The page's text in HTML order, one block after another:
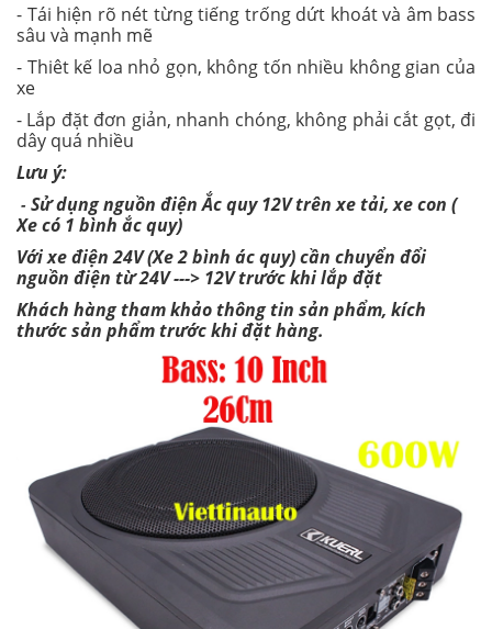
- Tái hiện rõ nét từng tiếng trống dứt khoát và âm bass
sâu và mạnh mẽ
- Thiêt kế loa nhỏ gọn, không tốn nhiều không gian của
xe
- Lắp đặt đơn giản, nhanh chóng, không phải cắt gọt, đi
dây quá nhiều
Lưu ý:
- Sử dụng nguồn điện Ắc quy 12V trên xe tải, xe con (
Xe có 1 bình ắc quy)
Với xe điện 24V (Xe 2 bình ác quy) cần chuyển đổi
nguồn điện từ 24V ---> 12V trước khi lắp đặt
Khách hàng tham khảo thông tin sản phẩm, kích
thước sản phẩm trước khi đặt hàng.